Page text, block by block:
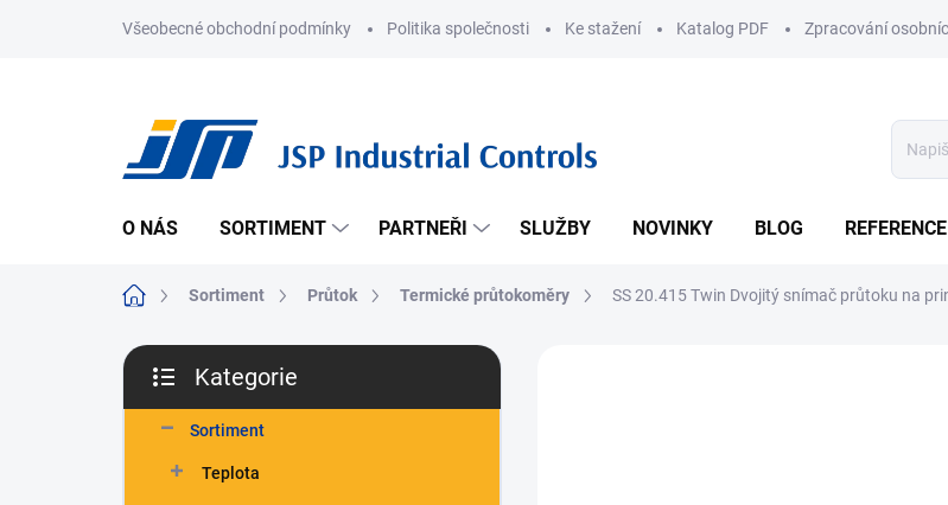
Všeobecné obchodní podmínky Politika společnosti Ke stažení Katalog PDF Zpracování
O NÁS SORTIMENT PARTNEŘI SLUŽBY NOVINKY BLOG REFERENCE
Domů Sortiment Průtok Termické průtokoměry SS 20.415 Twin Dvojitý snímač průtoku na
P
s
kategorie
Kategorie
Sortiment
Teplota